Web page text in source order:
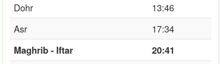
Dohr
13:46
Asr
17:34
Maghrib - Iftar
20:41